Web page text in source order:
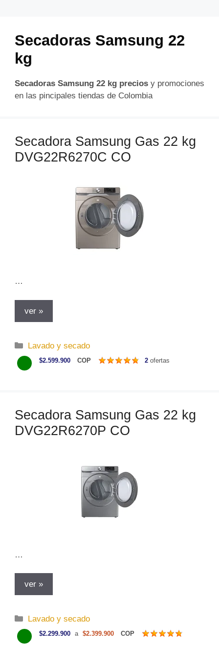
Secadoras Samsung 22
kg
Secadoras Samsung 22 kg precios y promociones
en las pincipales tiendas de Colombia
Secadora Samsung Gas 22 kg
DVG22R6270C CO
…
ver »
C
a
t
r
í
Lavado y secado
$2.599.900 COP 2 ofertas
Secadora Samsung Gas 22 kg
DVG22R6270P CO
…
ver »
C
a
t
Lavado y secado
$2.299.900 a $2.399.900 COP